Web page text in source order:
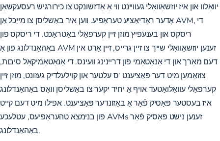
יוואַלוו און איז יוזשאַוואַלי געוויינט ווי אַ אַדזשונקט צו כירורגיש רעסעקשאַן
אָדער ראַדיאַציע טעראַפּיע. ווען איר באַשליסן צו מייַכל אַן AVM, די
ריסקס און בענעפיץ מוזן זיין קערפאַלי באַטראַכט. די ריסקס פון
באַהאַנדלונג פון אַ AVM זענען יוזשאַוואַלי שייך צו זיין גרייס, זיין אָרט אין
דעם מאַרך און די אַנאַטאַמי פון דריינינג וועינס. די אַנאַטאַמיקאַל סיבות,
צוזאַמען מיט דער פּאַציענט ‘ס עלטער און קוילעלדיק געזונט, מוזן זיין
קערפאַלי עוואַלואַטעד אויף אַ יחיד יקער צו באַשליסן וואָס באַהאַנדלונג
איז בעסטער פּאַסיק פֿאַר אַ באַזונדער פּאַציענט. אפילו מיט דעם קייט
פון בנימצא טהעראַפּיעס, עטלעכע AVMs זענען נישט פּאַסיק פֿאַר
באַהאַנדלונג.